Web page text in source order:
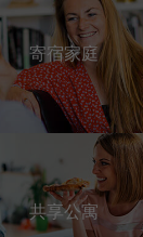
寄宿家庭
共享公寓